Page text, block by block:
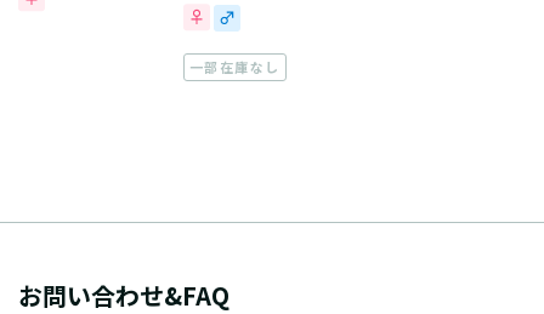
一部在庫なし
お問い合わせ&FAQ